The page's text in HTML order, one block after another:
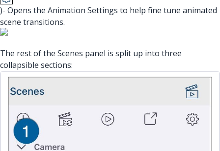
)- Opens the Animation Settings to help fine tune animated
scene transitions.
The rest of the Scenes panel is split up into three
collapsible sections: